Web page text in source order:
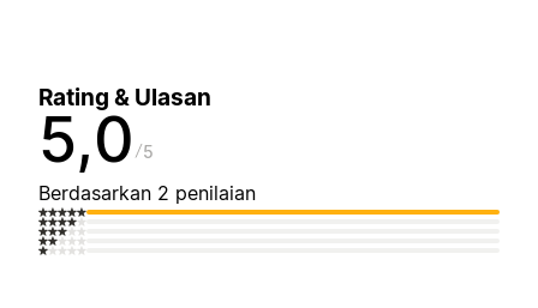
Rating & Ulasan
5,0 5
Berdasarkan 2 penilaian